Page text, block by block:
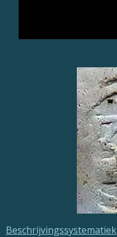
Beschrijvingssystematiek